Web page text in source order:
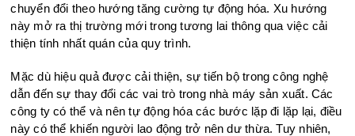
chuyển đổi theo hướng tăng cường tự động hóa. Xu hướng
này mở ra thị trường mới trong tương lai thông qua việc cải
thiện tính nhất quán của quy trình.
Mặc dù hiệu quả được cải thiện, sự tiến bộ trong công nghệ
dẫn đến sự thay đổi các vai trò trong nhà máy sản xuất. Các
công ty có thể và nên tự động hóa các bước lặp đi lặp lại, điều
này có thể khiến người lao động trở nên dư thừa. Tuy nhiên,